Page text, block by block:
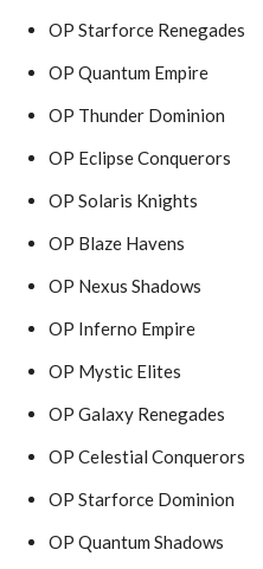
OP Starforce Renegades
OP Quantum Empire
OP Thunder Dominion
OP Eclipse Conquerors
OP Solaris Knights
OP Blaze Havens
OP Nexus Shadows
OP Inferno Empire
OP Mystic Elites
OP Galaxy Renegades
OP Celestial Conquerors
OP Starforce Dominion
OP Quantum Shadows